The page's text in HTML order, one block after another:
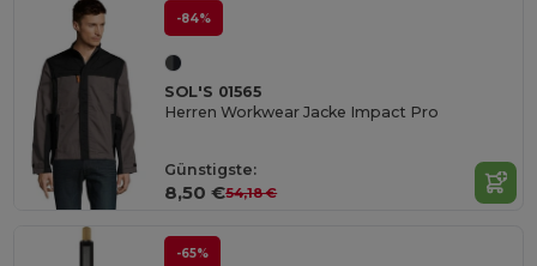
-84%
SOL'S 01565
Herren Workwear Jacke Impact Pro
Günstigste:
8,50 €54,18 €
-65%